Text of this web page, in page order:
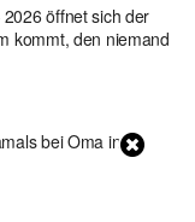
öffnet sich der
kommt, den niemand
bei Oma in 1